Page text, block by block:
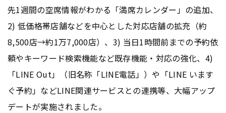
先1週間の空席情報がわかる「満席カレンダー」の追加、
2) 低価格帯店舗などを中心とした対応店舗の拡充（約
8,500店→約1万7,000店）、3) 当日1時間前までの予約依
頼やキーワード検索機能など既存機能・対応の強化、4)
「LINE Out」（旧名称「LINE電話」）や「LINE います
ぐ予約」などLINE関連サービスとの連携等、大幅アップ
デートが実施されました。